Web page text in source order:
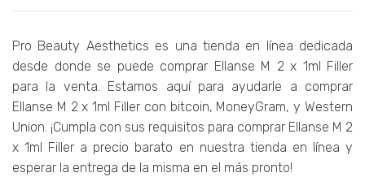
Pro Beauty Aesthetics es una tienda en línea dedicada
desde donde se puede comprar Ellanse M 2 x 1ml Filler
para la venta. Estamos aquí para ayudarle a comprar
Ellanse M 2 x 1ml Filler con bitcoin, MoneyGram, y Western
Union. ¡Cumpla con sus requisitos para comprar Ellanse M 2
x 1ml Filler a precio barato en nuestra tienda en línea y
esperar la entrega de la misma en el más pronto!